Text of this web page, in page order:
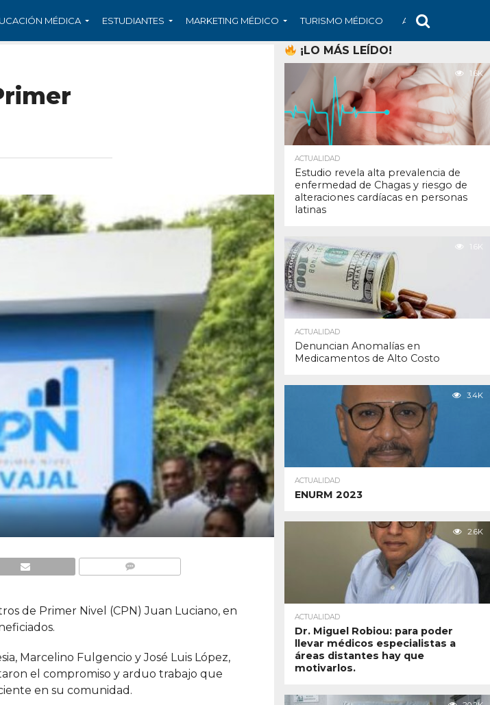
MÉDICA ESTUDIANTES MARKETING MÉDICO TURISMO MÉDICO ARS
de Primer Nivel (CPN) Juan Luciano, en
Marcelino Fulgencio y José Luis López,
el compromiso y arduo trabajo que
en su comunidad.
¡LO MÁS LEÍDO!
1.6K
ACTUALIDAD
Estudio revela alta prevalencia de
enfermedad de Chagas y riesgo de
alteraciones cardíacas en personas
latinas
1.6K
ACTUALIDAD
Denuncian Anomalías en
Medicamentos de Alto Costo
3.4K
ACTUALIDAD
ENURM 2023
2.6K
ACTUALIDAD
Dr. Miguel Robiou: para poder
llevar médicos especialistas a
áreas distantes hay que
motivarlos.